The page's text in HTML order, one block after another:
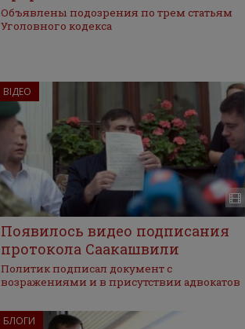
Объявлены подозрения по трем статьям
Уголовного кодекса
ВІДЕО
Появилось видео подписания
протокола Саакашвили
Политик подписал документ с
возражениями и в присутствии адвокатов
БЛОГИ